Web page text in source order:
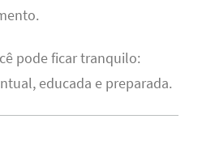
pode ficar tranquilo:
educada e preparada.